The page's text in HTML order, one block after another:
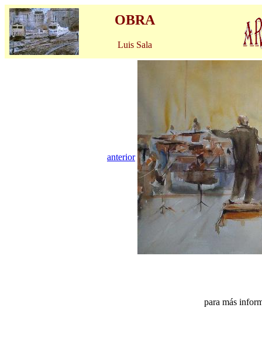
OBRA
Luis Sala
anterior
para más